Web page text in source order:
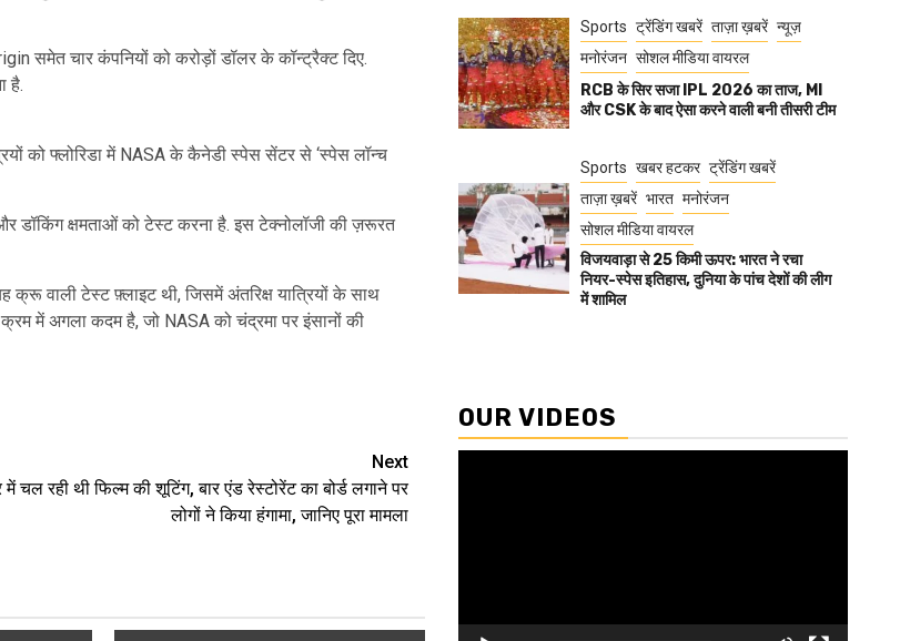
समेत चार कंपनियों को करोड़ों डॉलर के कॉन्ट्रैक्ट दिए.
है.
को फ्लोरिडा में NASA के कैनेडी स्पेस सेंटर से ‘स्पेस लॉन्च
क्षमताओं को टेस्ट करना है. इस टेक्नोलॉजी की ज़रूरत
क्रू वाली टेस्ट फ़्लाइट थी, जिसमें अंतरिक्ष यात्रियों के साथ
में अगला कदम है, जो NASA को चंद्रमा पर इंसानों की
Next
में चल रही थी फिल्म की शूटिंग, बार एंड रेस्टोरेंट का बोर्ड लगाने पर
लोगों ने किया हंगामा, जानिए पूरा मामला
Sports ट्रेंडिंग खबरें ताज़ा ख़बरें न्यूज़
मनोरंजन सोशल मीडिया वायरल
RCB के सिर सजा IPL 2026 का ताज, MI
और CSK के बाद ऐसा करने वाली बनी तीसरी टीम
Sports खबर हटकर ट्रेंडिंग खबरें
ताज़ा ख़बरें भारत मनोरंजन
सोशल मीडिया वायरल
विजयवाड़ा से 25 किमी ऊपर: भारत ने रचा
नियर-स्पेस इतिहास, दुनिया के पांच देशों की लीग
में शामिल
OUR VIDEOS